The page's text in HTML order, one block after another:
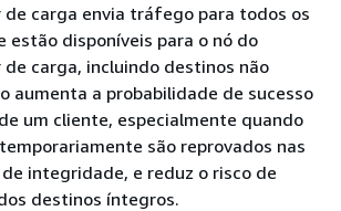
de carga envia tráfego para todos os
estão disponíveis para o nó do
de carga, incluindo destinos não
aumenta a probabilidade de sucesso
um cliente, especialmente quando
são reprovados nas
integridade, e reduz o risco de
destinos íntegros.